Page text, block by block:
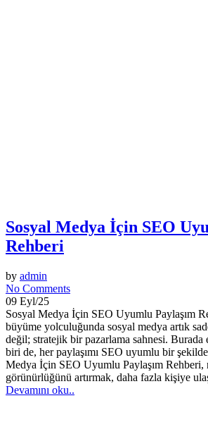
Sosyal Medya İçin SEO
Rehberi
by admin
No Comments
09 Eyl/25
Sosyal Medya İçin SEO Uyumlu Paylaşım
büyüme yolculuğunda sosyal medya artık
değil; stratejik bir pazarlama sahnesi. Burada
biri de, her paylaşımı SEO uyumlu bir
Medya İçin SEO Uyumlu Paylaşım Rehberi,
görünürlüğünü artırmak, daha fazla kişiye
Devamını oku..